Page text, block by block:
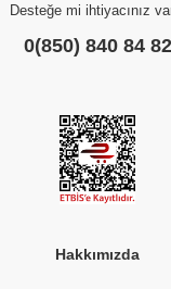
Desteğe mi ihtiyacınız
0(850) 840 84 82
Hakkımızda